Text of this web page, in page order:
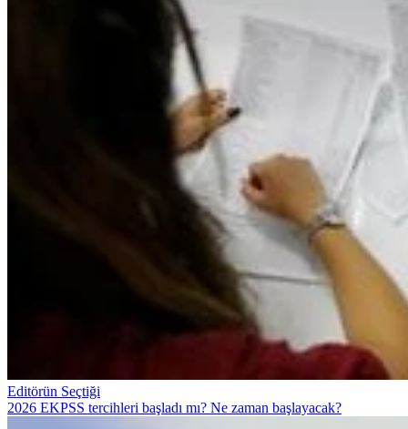
Editörün Seçtiği
2026 EKPSS tercihleri başladı mı? Ne zaman başlayacak?